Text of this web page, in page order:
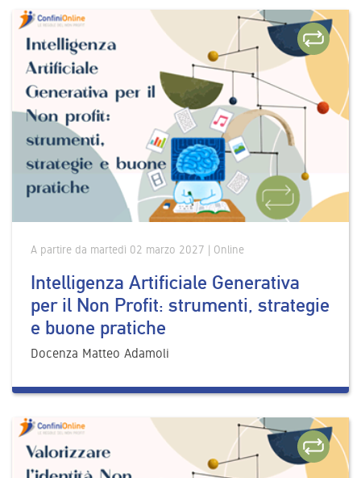
A partire da martedì 02 marzo 2027 | Online
Intelligenza Artificiale Generativa
per il Non Profit: strumenti, strategie
e buone pratiche
Docenza Matteo Adamoli